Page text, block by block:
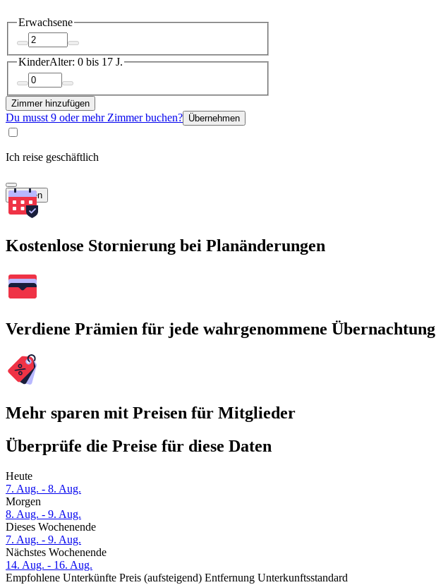
Erwachsene
KinderAlter: 0 bis 17 J.
Zimmer hinzufügen
Du musst 9 oder mehr Zimmer buchen? Übernehmen
Ich reise geschäftlich
Suchen
Kostenlose Stornierung bei Planänderungen
Verdiene Prämien für jede wahrgenommene Übernachtung
Mehr sparen mit Preisen für Mitglieder
Überprüfe die Preise für diese Daten
Heute
7. Aug. - 8. Aug.
Morgen
8. Aug. - 9. Aug.
Dieses Wochenende
7. Aug. - 9. Aug.
Nächstes Wochenende
14. Aug. - 16. Aug.
Empfohlene Unterkünfte Preis (aufsteigend) Entfernung Unterkunftsstandard